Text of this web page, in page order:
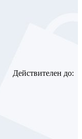
Действителен до: